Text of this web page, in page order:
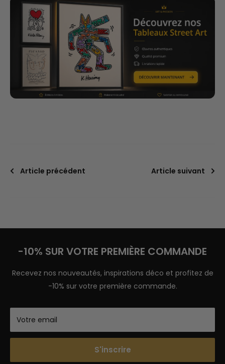
Article précédent Article suivant
-10% SUR VOTRE PREMIÈRE COMMANDE
Recevez nos nouveautés, inspirations déco et profitez de
-10% sur votre première commande.
Votre email
S'inscrire